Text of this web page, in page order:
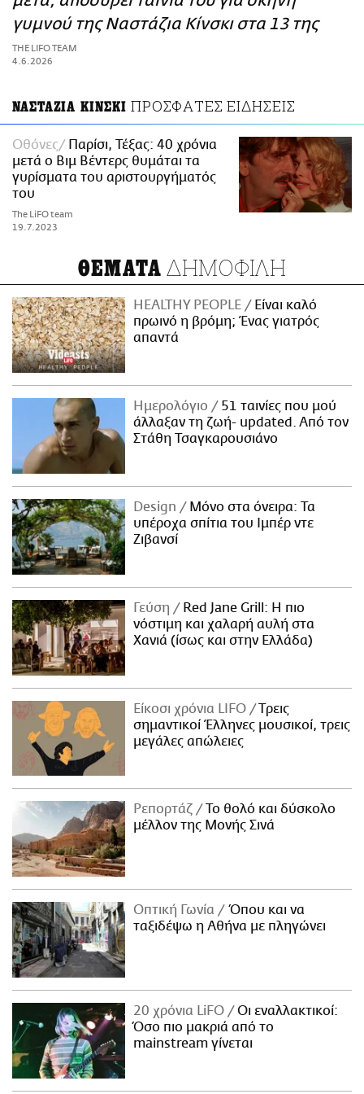
ΑΜΠΑ
PRINT
γυμνού της Ναστάζια Κίνσκι στα 13 της
THE LIFO TEAM
4.6.2026
ΝΑΣΤΑΖΙΑ ΚΙΝΣΚΙ ΠΡΟΣΦΑΤΕΣ ΕΙΔΗΣΕΙΣ
Οθόνες
Παρίσι, Τέξας: 40 χρόνια
μετά ο Βιμ Βέντερς θυμάται τα
γυρίσματα του αριστουργήματός
του
The LiFO team
19.7.2023
ΘΕΜΑΤΑ ΔΗΜΟΦΙΛΗ
HEALTHY PEOPLE
Είναι καλό
πρωινό η βρόμη; Ένας γιατρός
απαντά
Ημερολόγιο
51 ταινίες που μού
άλλαξαν τη ζωή- updated. Aπό τον
Στάθη Τσαγκαρουσιάνο
Design
Μόνο στα όνειρα: Τα
υπέροχα σπίτια του Ιμπέρ ντε
Ζιβανσί
Γεύση
Red Jane Grill: Η πιο
νόστιμη και χαλαρή αυλή στα
Χανιά (ίσως και στην Ελλάδα)
Είκοσι χρόνια LIFO
Tρεις
σημαντικοί Έλληνες μουσικοί, τρεις
μεγάλες απώλειες
Ρεπορτάζ
Το θολό και δύσκολο
μέλλον της Μονής Σινά
Οπτική Γωνία
Όπου και να
ταξιδέψω η Αθήνα με πληγώνει
20 χρόνια LiFO
Οι εναλλακτικοί:
Όσο πιο μακριά από το
mainstream γίνεται